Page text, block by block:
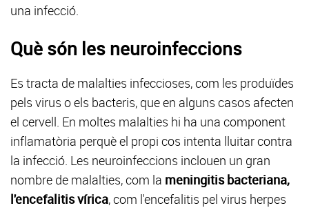
una infecció.
Què són les neuroinfeccions
Es tracta de malalties infeccioses, com les produïdes
pels virus o els bacteris, que en alguns casos afecten
el cervell. En moltes malalties hi ha una component
inflamatòria perquè el propi cos intenta lluitar contra
la infecció. Les neuroinfeccions inclouen un gran
nombre de malalties, com la meningitis bacteriana,
l'encefalitis vírica, com l'encefalitis pel virus herpes